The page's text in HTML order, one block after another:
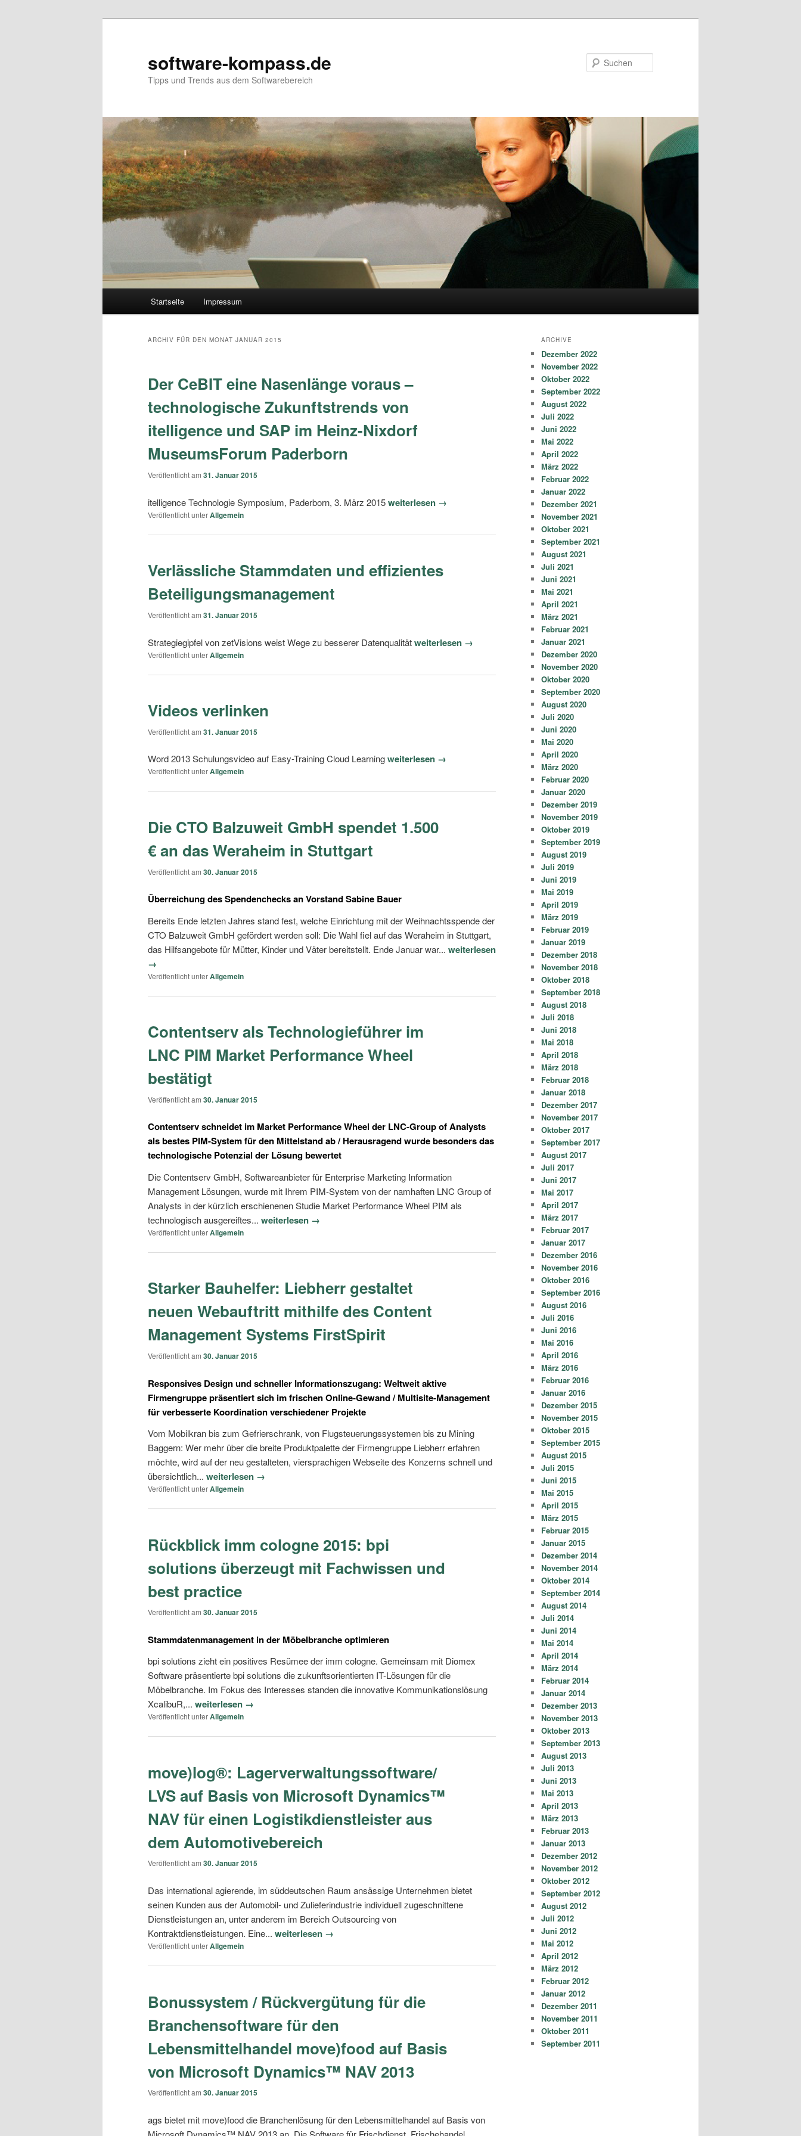
software-kompass.de
Tipps und Trends aus dem Softwarebereich
Zum Inhalt wechseln
Zum sekundären Inhalt wechseln
Startseite Impressum
ARCHIV FÜR DEN MONAT JANUAR 2015
Der CeBIT eine Nasenlänge voraus –
technologische Zukunftstrends von
itelligence und SAP im Heinz-Nixdorf
MuseumsForum Paderborn
Veröffentlicht am 31. Januar 2015
itelligence Technologie Symposium, Paderborn, 3. März 2015weiterlesen →
Veröffentlicht unterAllgemein
Verlässliche Stammdaten und effizientes
Beteiligungsmanagement
Veröffentlicht am 31. Januar 2015
Strategiegipfel von zetVisions weist Wege zu besserer Datenqualitätweiterlesen →
Veröffentlicht unterAllgemein
Videos verlinken
Veröffentlicht am 31. Januar 2015
Word 2013 Schulungsvideo auf Easy-Training Cloud Learningweiterlesen →
Veröffentlicht unterAllgemein
Die CTO Balzuweit GmbH spendet 1.500
€ an das Weraheim in Stuttgart
Veröffentlicht am 30. Januar 2015
Überreichung des Spendenchecks an Vorstand Sabine Bauer
Bereits Ende letzten Jahres stand fest, welche Einrichtung mit der Weihnachtsspende der
CTO Balzuweit GmbH gefördert werden soll: Die Wahl fiel auf das Weraheim in Stuttgart,
das Hilfsangebote für Mütter, Kinder und Väter bereitstellt. Ende Januar war... weiterlesen
→
Veröffentlicht unterAllgemein
Contentserv als Technologieführer im
LNC PIM Market Performance Wheel
bestätigt
Veröffentlicht am 30. Januar 2015
Contentserv schneidet im Market Performance Wheel der LNC-Group of Analysts
als bestes PIM-System für den Mittelstand ab / Herausragend wurde besonders das
technologische Potenzial der Lösung bewertet
Die Contentserv GmbH, Softwareanbieter für Enterprise Marketing Information
Management Lösungen, wurde mit Ihrem PIM-System von der namhaften LNC Group of
Analysts in der kürzlich erschienenen Studie Market Performance Wheel PIM als
technologisch ausgereiftes... weiterlesen →
Veröffentlicht unterAllgemein
Starker Bauhelfer: Liebherr gestaltet
neuen Webauftritt mithilfe des Content
Management Systems FirstSpirit
Veröffentlicht am 30. Januar 2015
Responsives Design und schneller Informationszugang: Weltweit aktive
Firmengruppe präsentiert sich im frischen Online-Gewand / Multisite-Management
für verbesserte Koordination verschiedener Projekte
Vom Mobilkran bis zum Gefrierschrank, von Flugsteuerungssystemen bis zu Mining
Baggern: Wer mehr über die breite Produktpalette der Firmengruppe Liebherr erfahren
möchte, wird auf der neu gestalteten, viersprachigen Webseite des Konzerns schnell und
übersichtlich... weiterlesen →
Veröffentlicht unterAllgemein
Rückblick imm cologne 2015: bpi
solutions überzeugt mit Fachwissen und
best practice
Veröffentlicht am 30. Januar 2015
Stammdatenmanagement in der Möbelbranche optimieren
bpi solutions zieht ein positives Resümee der imm cologne. Gemeinsam mit Diomex
Software präsentierte bpi solutions die zukunftsorientierten IT-Lösungen für die
Möbelbranche. Im Fokus des Interesses standen die innovative Kommunikationslösung
XcalibuR,... weiterlesen →
Veröffentlicht unterAllgemein
move)log®: Lagerverwaltungssoftware/
LVS auf Basis von Microsoft Dynamics™
NAV für einen Logistikdienstleister aus
dem Automotivebereich
Veröffentlicht am 30. Januar 2015
Das international agierende, im süddeutschen Raum ansässige Unternehmen bietet
seinen Kunden aus der Automobil- und Zulieferindustrie individuell zugeschnittene
Dienstleistungen an, unter anderem im Bereich Outsourcing von
Kontraktdienstleistungen. Eine... weiterlesen →
Veröffentlicht unterAllgemein
Bonussystem / Rückvergütung für die
Branchensoftware für den
Lebensmittelhandel move)food auf Basis
von Microsoft Dynamics™ NAV 2013
Veröffentlicht am 30. Januar 2015
ags bietet mit move)food die Branchenlösung für den Lebensmittelhandel auf Basis von
ARCHIVE
Dezember 2022
November 2022
Oktober 2022
September 2022
August 2022
Juli 2022
Juni 2022
Mai 2022
April 2022
März 2022
Februar 2022
Januar 2022
Dezember 2021
November 2021
Oktober 2021
September 2021
August 2021
Juli 2021
Juni 2021
Mai 2021
April 2021
März 2021
Februar 2021
Januar 2021
Dezember 2020
November 2020
Oktober 2020
September 2020
August 2020
Juli 2020
Juni 2020
Mai 2020
April 2020
März 2020
Februar 2020
Januar 2020
Dezember 2019
November 2019
Oktober 2019
September 2019
August 2019
Juli 2019
Juni 2019
Mai 2019
April 2019
März 2019
Februar 2019
Januar 2019
Dezember 2018
November 2018
Oktober 2018
September 2018
August 2018
Juli 2018
Juni 2018
Mai 2018
April 2018
März 2018
Februar 2018
Januar 2018
Dezember 2017
November 2017
Oktober 2017
September 2017
August 2017
Juli 2017
Juni 2017
Mai 2017
April 2017
März 2017
Februar 2017
Januar 2017
Dezember 2016
November 2016
Oktober 2016
September 2016
August 2016
Juli 2016
Juni 2016
Mai 2016
April 2016
März 2016
Februar 2016
Januar 2016
Dezember 2015
November 2015
Oktober 2015
September 2015
August 2015
Juli 2015
Juni 2015
Mai 2015
April 2015
März 2015
Februar 2015
Januar 2015
Dezember 2014
November 2014
Oktober 2014
September 2014
August 2014
Juli 2014
Juni 2014
Mai 2014
April 2014
März 2014
Februar 2014
Januar 2014
Dezember 2013
November 2013
Oktober 2013
September 2013
August 2013
Juli 2013
Juni 2013
Mai 2013
April 2013
März 2013
Februar 2013
Januar 2013
Dezember 2012
November 2012
Oktober 2012
September 2012
August 2012
Juli 2012
Juni 2012
Mai 2012
April 2012
März 2012
Februar 2012
Januar 2012
Dezember 2011
November 2011
Oktober 2011
September 2011